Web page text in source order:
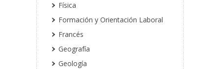
Física
Formación y Orientación Laboral
Francés
Geografía
Geología